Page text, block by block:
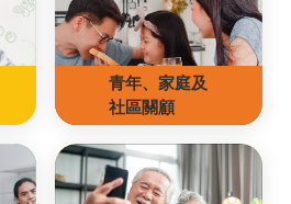
青年、家庭及
社區關顧